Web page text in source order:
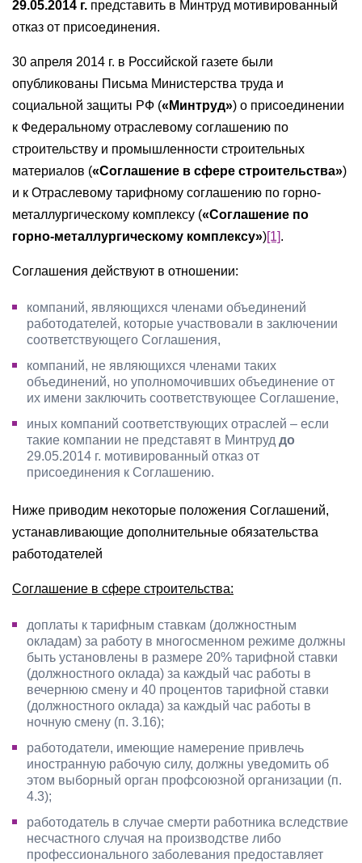
29.05.2014 г. представить в Минтруд мотивированный
отказ от присоединения.
30 апреля 2014 г. в Российской газете были
опубликованы Письма Министерства труда и
социальной защиты РФ («Минтруд») о присоединении
к Федеральному отраслевому соглашению по
строительству и промышленности строительных
материалов («Соглашение в сфере строительства»)
и к Отраслевому тарифному соглашению по горно-
металлургическому комплексу («Соглашение по
горно-металлургическому комплексу»)[1].
Соглашения действуют в отношении:
компаний, являющихся членами объединений
работодателей, которые участвовали в заключении
соответствующего Соглашения,
компаний, не являющихся членами таких
объединений, но уполномочивших объединение от
их имени заключить соответствующее Соглашение,
иных компаний соответствующих отраслей – если
такие компании не представят в Минтруд до
29.05.2014 г. мотивированный отказ от
присоединения к Соглашению.
Ниже приводим некоторые положения Соглашений,
устанавливающие дополнительные обязательства
работодателей
Соглашение в сфере строительства:
доплаты к тарифным ставкам (должностным
окладам) за работу в многосменном режиме должны
быть установлены в размере 20% тарифной ставки
(должностного оклада) за каждый час работы в
вечернюю смену и 40 процентов тарифной ставки
(должностного оклада) за каждый час работы в
ночную смену (п. 3.16);
работодатели, имеющие намерение привлечь
иностранную рабочую силу, должны уведомить об
этом выборный орган профсоюзной организации (п.
4.3);
работодатель в случае смерти работника вследствие
несчастного случая на производстве либо
профессионального заболевания предоставляет